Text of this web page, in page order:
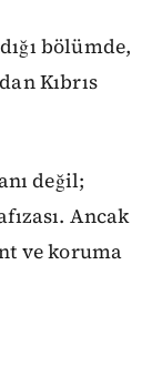
bölümde,
Kıbrıs
değil;
Ancak
ve koruma